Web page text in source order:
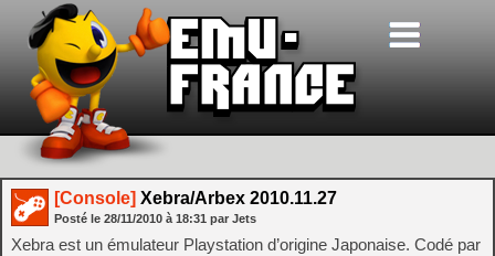
[Console] Xebra/Arbex 2010.11.27
Posté le 28/11/2010 à 18:31 par Jets
Xebra est un émulateur Playstation d’origine Japonaise. Codé par